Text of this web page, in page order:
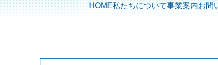
HOME私たちについて事業案内お問